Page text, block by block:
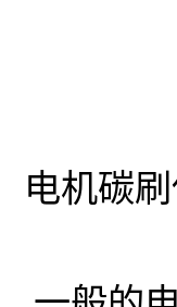
电机碳